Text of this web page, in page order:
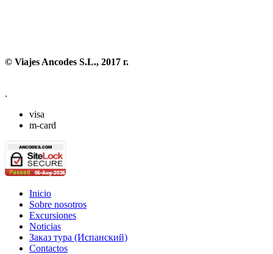
© Viajes Ancodes S.L., 2017 г.
.
visa
m-card
Inicio
Sobre nosotros
Excursiones
Noticias
Заказ тура (Испанский)
Contactos